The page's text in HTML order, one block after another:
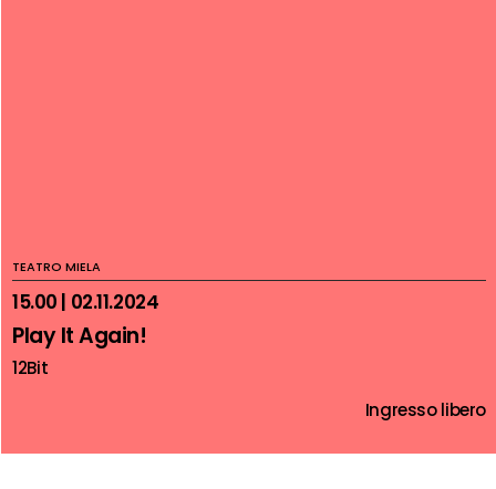
TEATRO MIELA
15.00 | 02.11.2024
Play It Again!
12Bit
Ingresso libero